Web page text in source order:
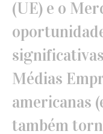
(UE) e o
Médias
americanas
também